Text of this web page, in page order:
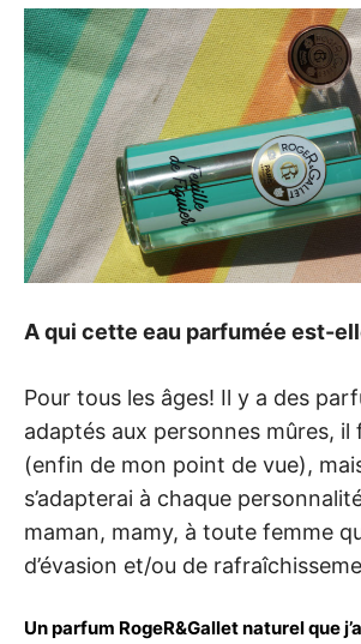
A qui cette eau parfumée est-
Pour tous les âges! Il y a des
adaptés aux personnes mûres, il
(enfin de mon point de vue),
s’adapterai à chaque
maman, mamy, à toute femme
d’évasion et/ou de
Un parfum RogeR&Gallet naturel que